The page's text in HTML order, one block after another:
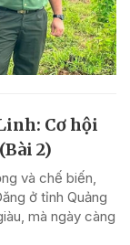
Cơ hội
2)
và chế biến,
ở tỉnh Quảng
mà ngày càng